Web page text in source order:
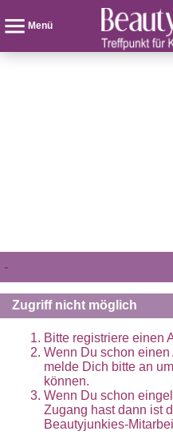
Menü
-
Zugriff nicht möglich
Bitte registriere einen
Wenn Du schon
melde Dich bitte an
können.
Wenn Du schon
Zugang hast dann ist
Beautyjunkies-